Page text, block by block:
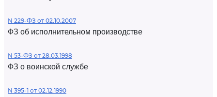
N 229-ФЗ от 02.10.2007
ФЗ об исполнительном производстве
N 53-ФЗ от 28.03.1998
ФЗ о воинской службе
N 395-1 от 02.12.1990